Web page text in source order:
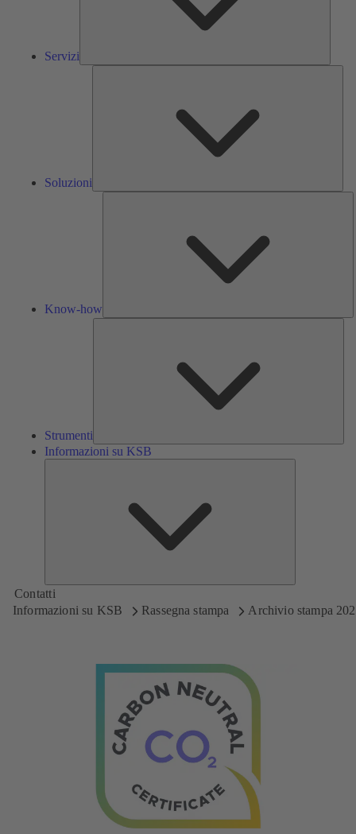
Servizi
Soluzioni
Know-how
Strumenti
Informazioni su KSB
Contatti
Informazioni su KSB
Rassegna stampa Archivio stampa